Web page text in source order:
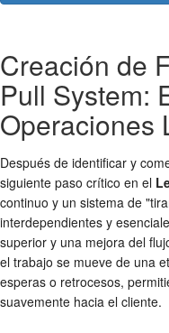
Creación de
Pull System:
Operaciones
Después de identificar y
siguiente paso crítico en el
continuo y un sistema de
interdependientes y
superior y una mejora del
el trabajo se mueve de una
esperas o retrocesos,
suavemente hacia el cliente.